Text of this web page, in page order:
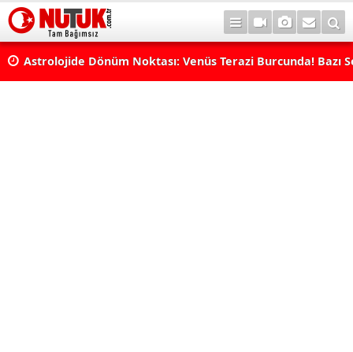
Astrolojide Dönüm Noktası: Venüs Terazi Burcunda! Bazı